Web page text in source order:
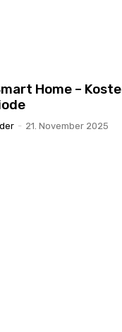
Home –
- 21. November 2025